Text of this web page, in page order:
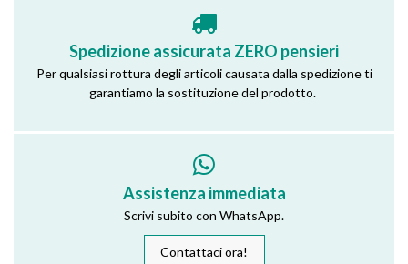
Spedizione assicurata ZERO pensieri
Per qualsiasi rottura degli articoli causata dalla spedizione ti
garantiamo la sostituzione del prodotto.
Assistenza immediata
Scrivi subito con WhatsApp.
Contattaci ora!